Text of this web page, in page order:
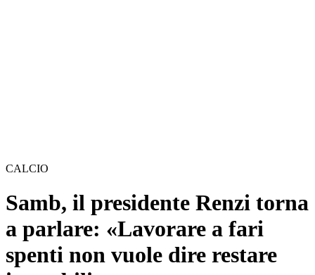
CALCIO
Samb, il presidente Renzi torna
a parlare: «Lavorare a fari
spenti non vuole dire restare